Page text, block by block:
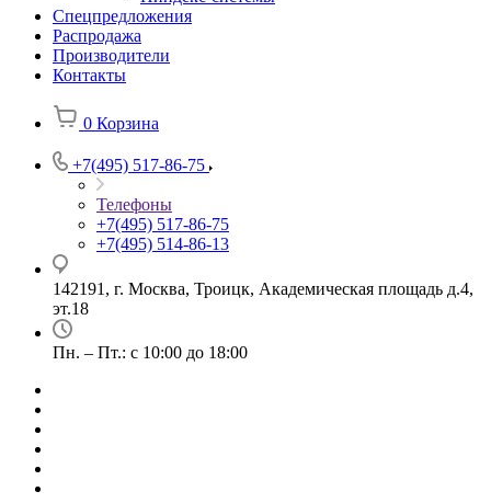
Спецпредложения
Распродажа
Производители
Контакты
0 Корзина
+7(495) 517-86-75
Телефоны
+7(495) 517-86-75
+7(495) 514-86-13
142191, г. Москва, Троицк, Академическая площадь д.4,
эт.18
Пн. – Пт.: с 10:00 до 18:00